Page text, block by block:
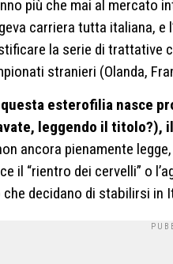
più che mai al mercato
carriera tutta italiana, e
la serie di
stranieri (Olanda,
esterofilia nasce
leggendo il titolo?),
ancora pienamente
il “rientro dei cervelli” o
che decidano di stabilirsi in